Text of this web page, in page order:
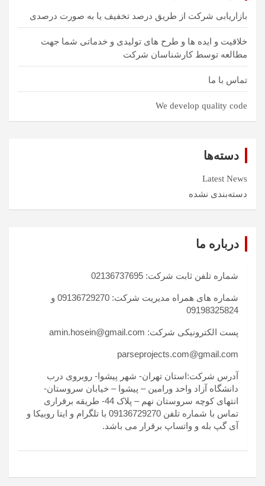
بازاریابی شرکت از طریق درصد تخفیف یا به صورت درصدی
خلاقیت و ایده ها و طرح های تولیدی و خدماتی شما جهت
مطالعه توسط کارشناسان شرکت
تماس با ما
We develop quality code
دسته‌ها
Latest News
دسته‌بندی نشده
درباره ما
شماره تلفن ثابت شرکت: 02136737695
شماره های همراه مدیریت شرکت: 09136729270 و
09198325824
پست الکترونیکی شرکت: amin.hosein@gmail.com
parseprojects.com@gmail.com
آدرس شرکت:استان تهران- شهر پیشوا- روبروی درب
دانشگاه آزاد واحد ورامین – پیشوا – خیابان سروستان-
انتهای کوچه سروستان نهم – پلاک 44- طریقه برقراری
تماس با شماره تلفن 09136729270 با تلگرام و ایتا روبیکا و
آی گپ بله و واتساپ برقرار می باشد.